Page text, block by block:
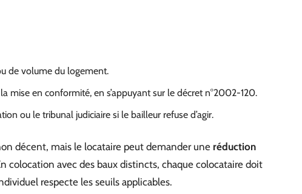
de volume du logement.
mise en conformité, en s’appuyant sur le décret n°2002-120.
ou le tribunal judiciaire si le bailleur refuse d’agir.
décent, mais le locataire peut demander une réduction
colocation avec des baux distincts, chaque colocataire doit
respecte les seuils applicables.